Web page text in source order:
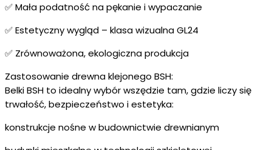
✅ Mała podatność na pękanie i wypaczanie
✅ Estetyczny wygląd – klasa wizualna GL24
✅ Zrównoważona, ekologiczna produkcja
Zastosowanie drewna klejonego BSH:
Belki BSH to idealny wybór wszędzie tam, gdzie liczy się
trwałość, bezpieczeństwo i estetyka:
konstrukcje nośne w budownictwie drewnianym